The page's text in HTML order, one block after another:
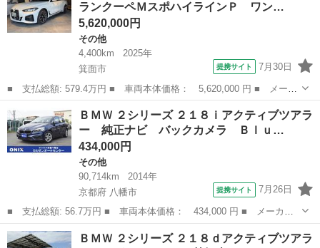
ｋａｒｄｏ...
ランクーペＭスポハイラインＰ ワン…
5,620,000円
その他
4,400km
2025年
箕面市
提携サイト 7月30日
■ 支払総額: 579.4万円 ■ 車両本体価格： 5,620,000 円 ■ メーカ
ー名： ＢＭＷ ■ 車種名： ４シリーズ ■ グレード名： ４２０
ｄ ｘＤｒｉｖｅグランクーペＭスポハイラインＰ ワンオーナー
ブラック...
大阪 箕面市
ＢＭＷ ２シリーズ ２１８ｉアクティブツアラ
ー 純正ナビ バックカメラ Ｂｌｕ…
434,000円
その他
90,714km
2014年
京都府 八幡市
提携サイト 7月26日
■ 支払総額: 56.7万円 ■ 車両本体価格： 434,000 円 ■ メーカー
名： ＢＭＷ ■ 車種名： ２シリーズ ■ グレード名： ２１８ｉ
アクティブツアラー 純正ナビ バックカメラ Ｂｌｕｅｔｏｏｔ
京都 八幡市
ＢＭＷ ２シリーズ ２１８ｄアクティブツアラ